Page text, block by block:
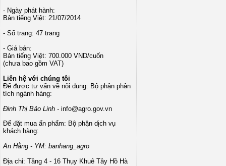
- Ngày phát hành:
Bản tiếng Việt: 21/07/2014
- Số trang: 47 trang
- Giá bán:
Bản tiếng Việt: 700.000 VND/cuốn
(chưa bao gồm VAT)
Liên hệ với chúng tôi
Để được tư vấn về nội dung: Bộ phận phân
tích ngành hàng:
Đinh Thị Bảo Linh - info@agro.gov.vn
Để đặt mua ấn phẩm: Bộ phận dịch vụ
khách hàng:
An Hằng - YM: banhang_agro
Địa chỉ: Tầng 4 - 16 Thụy Khuê Tây Hồ Hà